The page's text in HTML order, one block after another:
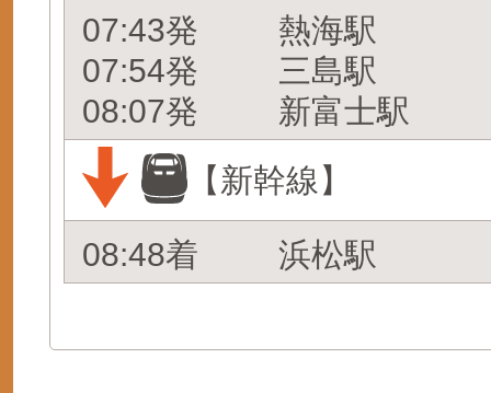
07:43発
07:54発
08:07発
熱海駅
三島駅
新富士駅
【新幹線】
08:48着 浜松駅